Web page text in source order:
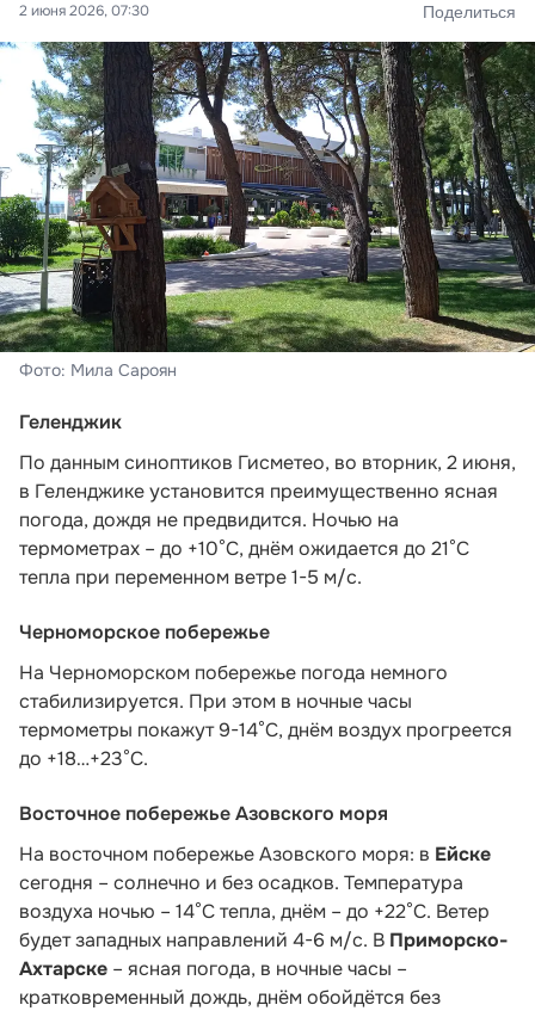
2 июня 2026, 07:30 Поделиться
Фото: Мила Сароян
Геленджик
По данным синоптиков Гисметео, во вторник, 2 июня,
в Геленджике установится преимущественно ясная
погода, дождя не предвидится. Ночью на
термометрах – до +10°C, днём ожидается до 21°C
тепла при переменном ветре 1-5 м/с.
Черноморское побережье
На Черноморском побережье погода немного
стабилизируется. При этом в ночные часы
термометры покажут 9-14°С, днём воздух прогреется
до +18…+23°С.
Восточное побережье Азовского моря
На восточном побережье Азовского моря: в Ейске
сегодня – солнечно и без осадков. Температура
воздуха ночью – 14°С тепла, днём – до +22°С. Ветер
будет западных направлений 4-6 м/с. В Приморско-
Ахтарске – ясная погода, в ночные часы –
кратковременный дождь, днём обойдётся без